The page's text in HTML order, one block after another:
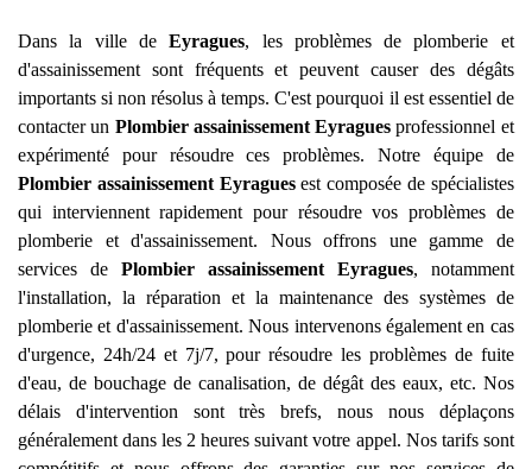
Dans la ville deEyragues, les problèmes de plomberie et
d'assainissement sont fréquents et peuvent causer des dégâts
importants si non résolus à temps. C'est pourquoi il est essentiel de
contacter un Plombier assainissement Eyragues professionnel et
expérimenté pour résoudre ces problèmes. Notre équipe de
Plombier assainissement Eyraguesest composée de spécialistes
qui interviennent rapidement pour résoudre vos problèmes de
plomberie et d'assainissement. Nous offrons une gamme de
services de Plombier assainissement Eyragues, notamment
l'installation, la réparation et la maintenance des systèmes de
plomberie et d'assainissement. Nous intervenons également en cas
d'urgence, 24h/24 et 7j/7, pour résoudre les problèmes de fuite
d'eau, de bouchage de canalisation, de dégât des eaux, etc. Nos
délais d'intervention sont très brefs, nous nous déplaçons
généralement dans les 2 heures suivant votre appel. Nos tarifs sont